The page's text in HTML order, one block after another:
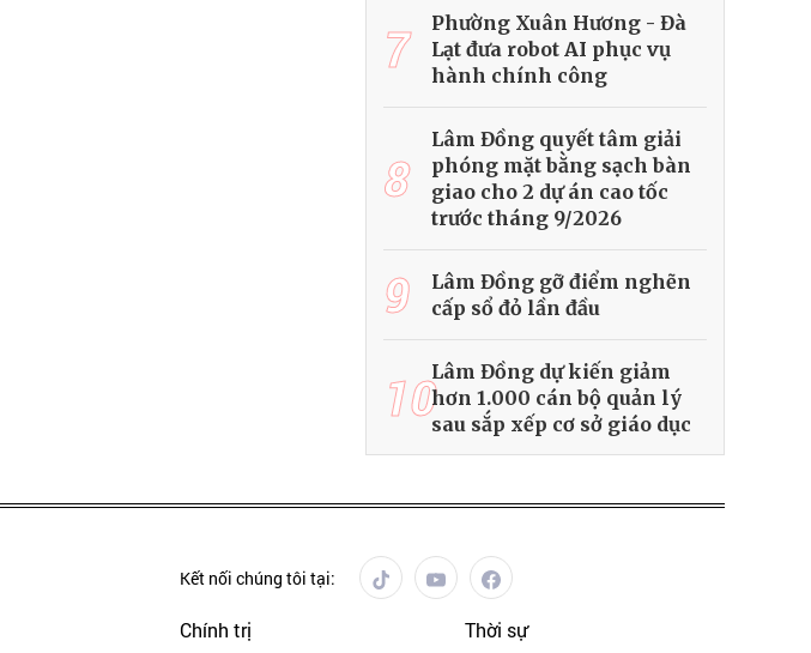
7
Phường Xuân Hương - Đà
Lạt đưa robot AI phục vụ
hành chính công
8
Lâm Đồng quyết tâm giải
phóng mặt bằng sạch bàn
giao cho 2 dự án cao tốc
trước tháng 9/2026
9
Lâm Đồng gỡ điểm nghẽn
cấp sổ đỏ lần đầu
10Lâm Đồng dự kiến giảm
hơn 1.000 cán bộ quản lý
sau sắp xếp cơ sở giáo dục
Kết nối chúng tôi tại:
Chính trị
Thời sự